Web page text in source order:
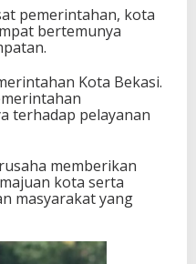
pemerintahan, kota
bertemunya
Kota Bekasi.
terhadap pelayanan
memberikan
kota serta
masyarakat yang